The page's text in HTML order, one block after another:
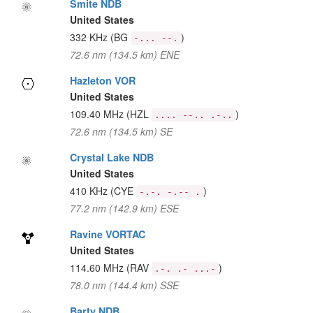
Smite NDB
United States
332 KHz (BG -... --. )
72.6 nm (134.5 km) ENE
Hazleton VOR
United States
109.40 MHz (HZL .... --.. .-.. )
72.6 nm (134.5 km) SE
Crystal Lake NDB
United States
410 KHz (CYE -.-. -.-- . )
77.2 nm (142.9 km) ESE
Ravine VORTAC
United States
114.60 MHz (RAV .-. .- ...- )
78.0 nm (144.4 km) SSE